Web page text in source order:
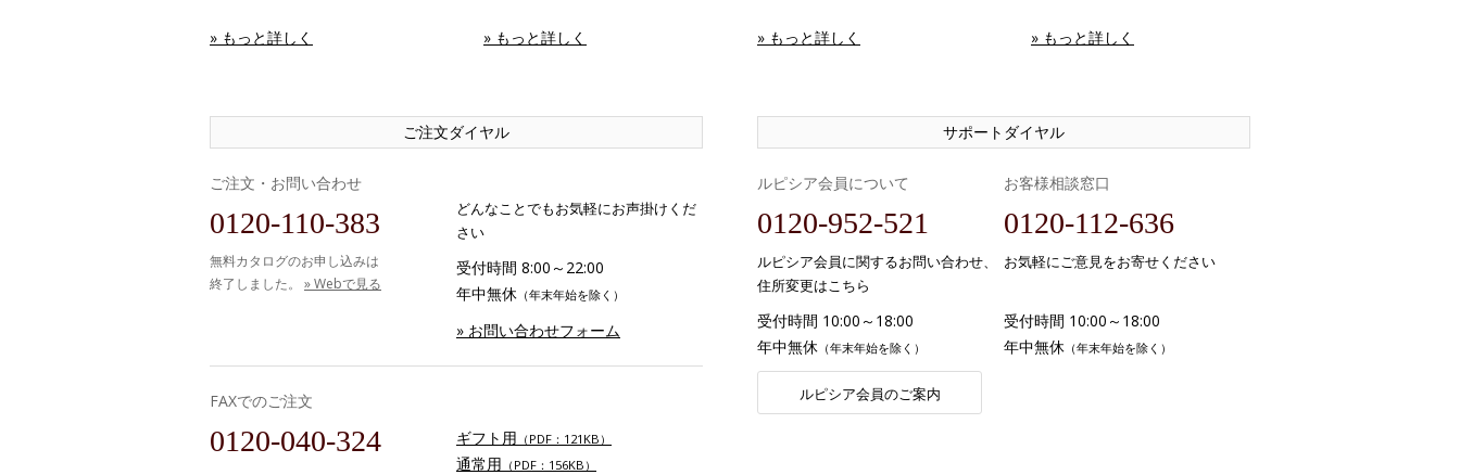
» もっと詳しく » もっと詳しく » もっと詳しく » もっと詳しく
ご注文ダイヤル
ご注文・お問い合わせ
0120-110-383
無料カタログのお申し込みは
終了しました。 » Webで見る
どんなことでもお気軽にお声掛けくだ
さい
受付時間 8:00～22:00
年中無休 （年末年始を除く）
» お問い合わせフォーム
FAXでのご注文
0120-040-324 ギフト用 （PDF：121KB）
通常用 （PDF：156KB）
サポートダイヤル
ルピシア会員について
0120-952-521
ルピシア会員に関するお問い合わせ、
住所変更はこちら
受付時間 10:00～18:00
年中無休 （年末年始を除く）
ルピシア会員のご案内
お客様相談窓口
0120-112-636
お気軽にご意見をお寄せください
受付時間 10:00～18:00
年中無休 （年末年始を除く）